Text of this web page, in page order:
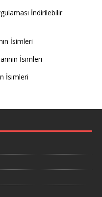
İndirilebilir
İsimleri
İsimleri
İsimleri